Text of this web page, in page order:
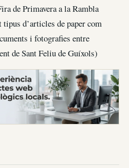
de Primavera a la Rambla
d’articles de paper com
i fotografies entre
de Sant Feliu de Guíxols)